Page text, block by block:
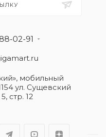
02-91
мобильный
ул. Сущевский
стр. 12